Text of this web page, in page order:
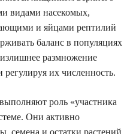
видами насекомых,
и яйцами рептилий
баланс в популяциях
размножение
их численность.
роль «участника
Они активно